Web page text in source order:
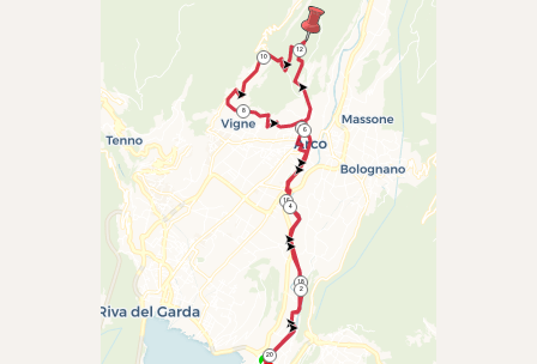
16
8
4
12
20
2
6
10
14
18